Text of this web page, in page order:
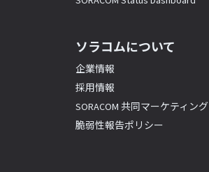
ソラコムについて
企業情報
採用情報
SORACOM 共同マーケティング
脆弱性報告ポリシー